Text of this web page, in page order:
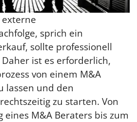
externe
sprich ein
sollte professionell
ist es erforderlich,
von einem M&A
lassen und den
zu starten. Von
eines M&A Beraters bis zum